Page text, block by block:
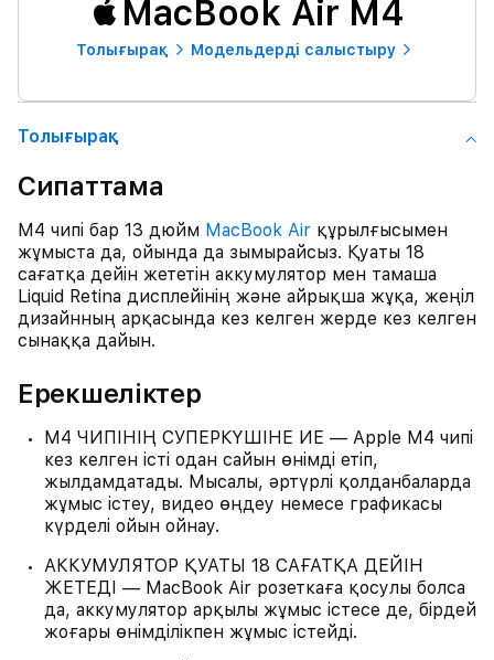
MacBook Air M4
Толығырақ Модельдерді салыстыру
Толығырақ
Сипаттама
M4 чипі бар 13 дюйм MacBook Air құрылғысымен
жұмыста да, ойында да зымырайсыз. Қуаты 18
сағатқа дейін жететін аккумулятор мен тамаша
Liquid Retina дисплейінің және айрықша жұқа, жеңіл
дизайнның арқасында кез келген жерде кез келген
сынаққа дайын.
Ерекшеліктер
M4 ЧИПІНІҢ СУПЕРКҮШІНЕ ИЕ — Apple M4 чипі
кез келген істі одан сайын өнімді етіп,
жылдамдатады. Мысалы, әртүрлі қолданбаларда
жұмыс істеу, видео өңдеу немесе графикасы
күрделі ойын ойнау.
АККУМУЛЯТОР ҚУАТЫ 18 САҒАТҚА ДЕЙІН
ЖЕТЕДІ — MacBook Air розеткаға қосулы болса
да, аккумулятор арқылы жұмыс істесе де, бірдей
жоғары өнімділікпен жұмыс істейді.